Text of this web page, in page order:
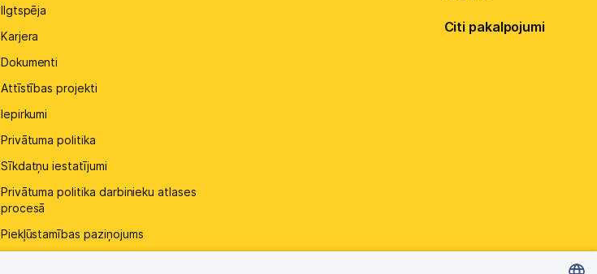
Ilgtspēja
Karjera
Dokumenti
Attīstības projekti
Iepirkumi
Privātuma politika
Sīkdatņu iestatījumi
Privātuma politika darbinieku atlases
procesā
Piekļūstamības paziņojums
Citi pakalpojumi